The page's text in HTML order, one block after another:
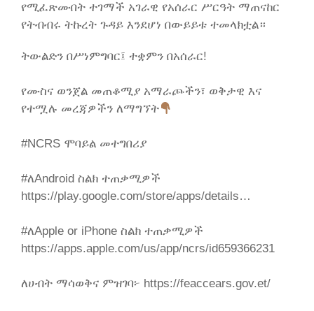
የሚፈጽሙበት ተገማች አገራዊ የአሰራር ሥርዓት ማጠናከር
የትብብሩ ትኩረት ጉዳይ እንደሆነ በውይይቱ ተመላክቷል።
ትውልድን በሥነምግባር፤ ተቋምን በአሰራር!
የሙስና ወንጀል መጠቆሚያ አማራጮችን፣ ወቅታዊ እና
የተሟሉ መረጃዎችን ለማግኘት
#NCRS ሞባይል መተግበሪያ
#ለAndroid ስልክ ተጠቃሚዎች
https://play.google.com/store/apps/details…
#ለApple or iPhone ስልክ ተጠቃሚዎች
https://apps.apple.com/us/app/ncrs/id659366231
ለሀብት ማሳወቅና ምዝገባ፦ https://feaccears.gov.et/